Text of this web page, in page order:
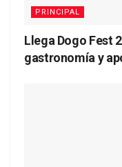
PRINCIPAL
Llega Dogo Fest
gastronomía y